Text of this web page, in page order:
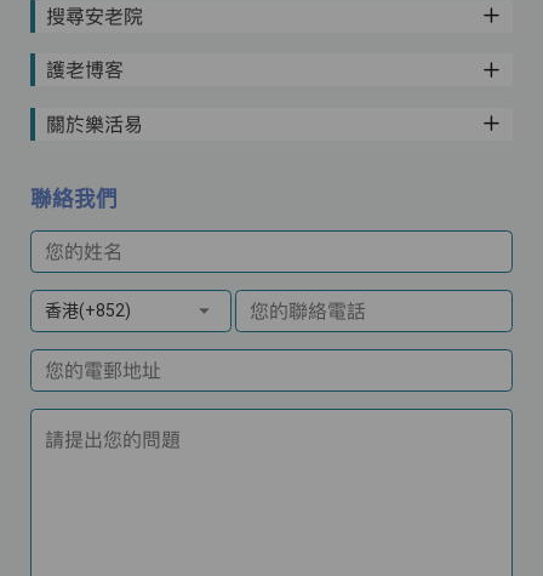
搜尋安老院
護老博客
關於樂活易
聯絡我們
您的姓名
香港(+852) 您的聯絡電話
您的電郵地址
請提出您的問題